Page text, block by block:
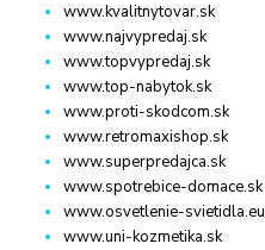
www.kvalitnytovar.sk
www.najvypredaj.sk
www.topvypredaj.sk
www.top-nabytok.sk
www.proti-skodcom.sk
www.retromaxishop.sk
www.superpredajca.sk
www.spotrebice-domace.sk
www.osvetlenie-svietidla.eu
www.uni-kozmetika.sk